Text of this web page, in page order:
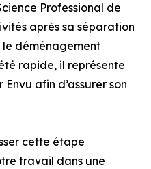
Professional de
après sa séparation
le déménagement
rapide, il représente
afin d’assurer son
cette étape
travail dans une